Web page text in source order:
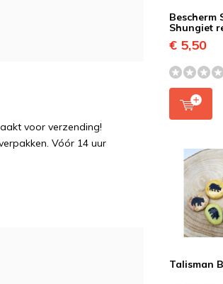
voor verzending!
Vóór 14 uur
Bescherm
Shungiet
€ 5,50
Talisman